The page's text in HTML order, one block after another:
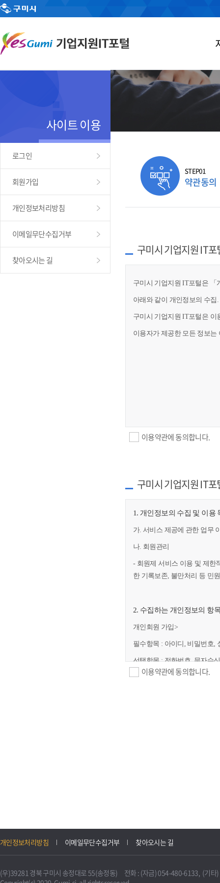
사이트 이용
로그인
회원가입
개인정보처리방침
이메일무단수집거부
찾아오시는 길
STEP01
약관동의
구미시 기업지원 IT
구미시 기업지원 IT포털은 「
아래와 같이 개인정보의 수집
구미시 기업지원 IT포털은 이
이용자가 제공한 모든 정보
이용약관에 동의합니다.
구미시 기업지원 IT
1. 개인정보의 수집 및 이용
가. 서비스 제공에 관한 업무
나. 회원관리
- 회원제 서비스 이용 및 제한
한 기록보존, 불만처리 등 민
2. 수집하는 개인정보의 항
개인회원 가입>
필수항목 : 아이디, 비밀번호,
선택항목 : 전화번호, 문자수
니다.
불필요하게 되었을 때에는
이용약관에 동의합니다.
개인정보처리방침 이메일무단수집거부 찾아오시는 길
(우)39281 경북 구미시 송정대로 55(송정동) 전화 : (자금) 054-480-6133, (기타